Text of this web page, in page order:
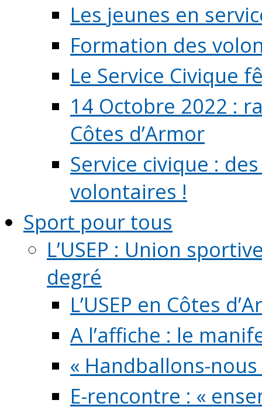
Les jeunes en
Formation des
Le Service Civique
14 Octobre 2022 :
Côtes d’Armor
Service civique :
volontaires !
Sport pour tous
L’USEP : Union
degré
L’USEP en Côtes
A l’affiche : le
« Handballons-
E-rencontre : «